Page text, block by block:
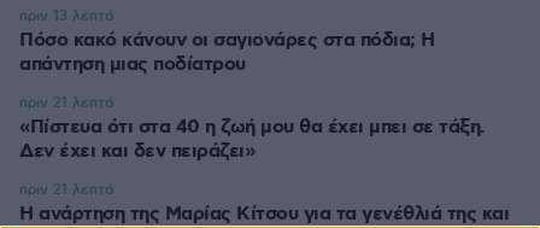
Πόσο κακό κάνουν οι σαγιονάρες στα πόδια; Η
απάντηση μιας ποδίατρου
πριν 13 λεπτά
«Πίστευα ότι στα 40 η ζωή μου θα έχει μπει σε τάξη.
Δεν έχει και δεν πειράζει»
πριν 21 λεπτά
Η ανάρτηση της Μαρίας Κίτσου για τα γενέθλιά της και
πριν 21 λεπτά